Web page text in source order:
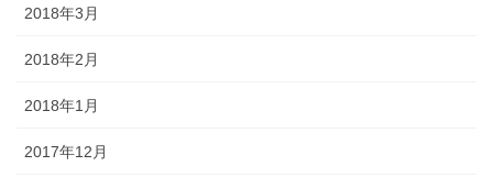
2018年3月
2018年2月
2018年1月
2017年12月